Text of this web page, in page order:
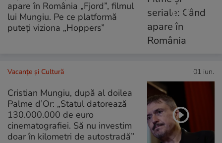
apare în România „Fjord”, filmul
lui Mungiu. Pe ce platformă
puteţi viziona „Hoppers”
Vacanțe și Cultură 01 iun.
Cristian Mungiu, după al doilea
Palme d’Or: „Statul datorează
130.000.000 de euro
cinematografiei. Să nu investim
doar în kilometri de autostradă”